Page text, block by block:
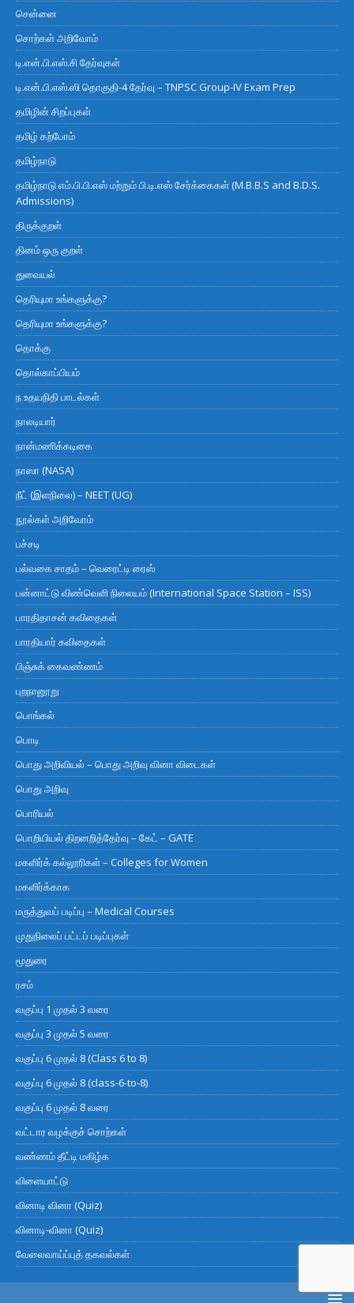
சென்னை
சொற்கள் அறிவோம்
டி.என்.பி.எஸ்.சி தேர்வுகள்
டி.என்.பி.எஸ்.ஸி தொகுதி-4 தேர்வு – TNPSC Group-IV Exam Prep
தமிழின் சிறப்புகள்
தமிழ் கற்போம்
தமிழ்நாடு
தமிழ்நாடு எம்.பி.பி.எஸ் மற்றும் பி.டி.எஸ் சேர்க்கைகள் (M.B.B.S and B.D.S.
Admissions)
திருக்குறள்
தினம் ஒரு குறள்
துவையல்
தெரியுமா உங்களுக்கு?
தெரியுமா உங்களுக்கு?
தொக்கு
தொல்காப்பியம்
ந உதயநிதி பாடல்கள்
நாலடியார்
நான்மணிக்கடிகை
நாஸா (NASA)
நீட் (இளநிலை) – NEET (UG)
நூல்கள் அறிவோம்
பச்சடி
பல்வகை சாதம் – வெரைட்டி ரைஸ்
பன்னாட்டு விண்வெளி நிலையம் (International Space Station – ISS)
பாரதிதாசன் கவிதைகள்
பாரதியார் கவிதைகள்
பிஞ்சுக் கைவண்ணம்
புறநானூறு
பொங்கல்
பொடி
பொது அறிவியல் – பொது அறிவு வினா விடைகள்
பொது அறிவு
பொரியல்
பொறியியல் திறனறித்தேர்வு – கேட் – GATE
மகளிர்க் கல்லூரிகள் – Colleges for Women
மகளிர்க்காக
மருத்துவப் படிப்பு – Medical Courses
முதுநிலைப் பட்டப் படிப்புகள்
மூதுரை
ரசம்
வகுப்பு 1 முதல் 3 வரை
வகுப்பு 3 முதல் 5 வரை
வகுப்பு 6 முதல் 8 (Class 6 to 8)
வகுப்பு 6 முதல் 8 (class-6-to-8)
வகுப்பு 6 முதல் 8 வரை
வட்டார வழக்குச் சொற்கள்
வண்ணம் தீட்டி மகிழ்க
விளையாட்டு
வினாடி வினா (Quiz)
வினாடி-வினா (Quiz)
வேலைவாய்ப்புத் தகவல்கள்